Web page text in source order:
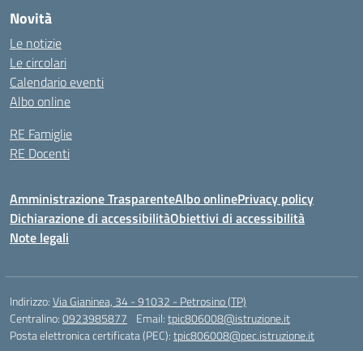
Novità
Le notizie
Le circolari
Calendario eventi
Albo online
RE Famiglie
RE Docenti
Amministrazione TrasparenteAlbo onlinePrivacy policy
Dichiarazione di accessibilitàObiettivi di accessibilità
Note legali
Indirizzo:Via Gianinea, 34 - 91032 - Petrosino (TP)
Centralino:0923985877 Email:tpic806008@istruzione.it
Posta elettronica certificata (PEC):tpic806008@pec.istruzione.it